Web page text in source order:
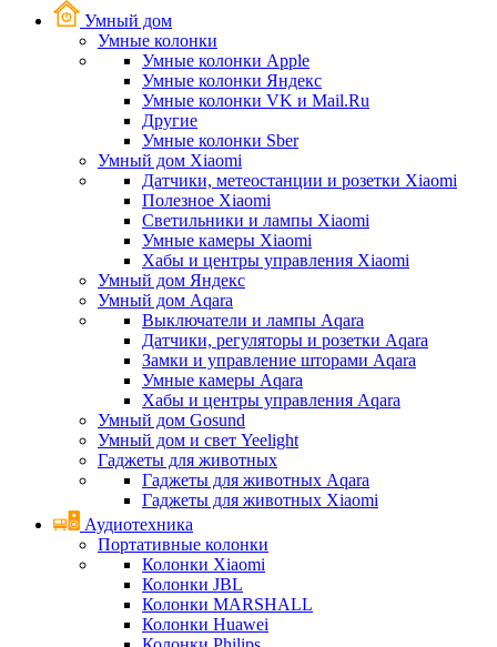
Умный дом
Умные колонки
Умные колонки Apple
Умные колонки Яндекс
Умные колонки VK и Mail.Ru
Другие
Умные колонки Sber
Умный дом Xiaomi
Датчики, метеостанции и розетки Xiaomi
Полезное Xiaomi
Светильники и лампы Xiaomi
Умные камеры Xiaomi
Хабы и центры управления Xiaomi
Умный дом Яндекс
Умный дом Aqara
Выключатели и лампы Aqara
Датчики, регуляторы и розетки Aqara
Замки и управление шторами Aqara
Умные камеры Aqara
Хабы и центры управления Aqara
Умный дом Gosund
Умный дом и свет Yeelight
Гаджеты для животных
Гаджеты для животных Aqara
Гаджеты для животных Xiaomi
Аудиотехника
Портативные колонки
Колонки Xiaomi
Колонки JBL
Колонки MARSHALL
Колонки Huawei